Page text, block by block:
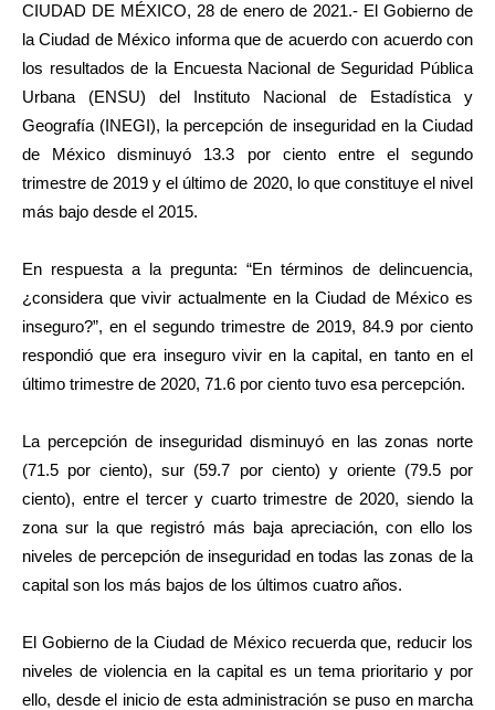
CIUDAD DE MÉXICO, 28 de enero de 2021.- El Gobierno de
la Ciudad de México informa que de acuerdo con acuerdo con
los resultados de la Encuesta Nacional de Seguridad Pública
Urbana (ENSU) del Instituto Nacional de Estadística y
Geografía (INEGI), la percepción de inseguridad en la Ciudad
de México disminuyó 13.3 por ciento entre el segundo
trimestre de 2019 y el último de 2020, lo que constituye el nivel
más bajo desde el 2015.
En respuesta a la pregunta: “En términos de delincuencia,
¿considera que vivir actualmente en la Ciudad de México es
inseguro?”, en el segundo trimestre de 2019, 84.9 por ciento
respondió que era inseguro vivir en la capital, en tanto en el
último trimestre de 2020, 71.6 por ciento tuvo esa percepción.
La percepción de inseguridad disminuyó en las zonas norte
(71.5 por ciento), sur (59.7 por ciento) y oriente (79.5 por
ciento), entre el tercer y cuarto trimestre de 2020, siendo la
zona sur la que registró más baja apreciación, con ello los
niveles de percepción de inseguridad en todas las zonas de la
capital son los más bajos de los últimos cuatro años.
El Gobierno de la Ciudad de México recuerda que, reducir los
niveles de violencia en la capital es un tema prioritario y por
ello, desde el inicio de esta administración se puso en marcha